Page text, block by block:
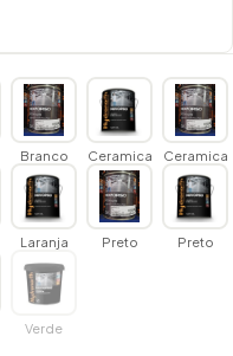
Branco Ceramica Ceramica
Laranja Preto Preto
Verde